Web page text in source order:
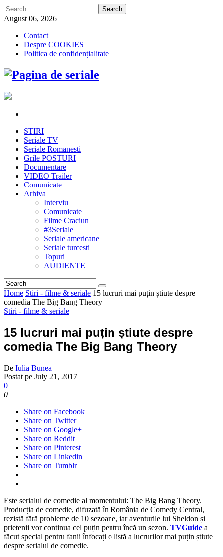
Search
for:
August 06, 2026
Contact
Despre COOKIES
Politica de confidențialitate
STIRI
Seriale TV
Seriale Romanesti
Grile POSTURI
Documentare
VIDEO Trailer
Comunicate
Arhiva
Interviu
Comunicate
Filme Craciun
#3Seriale
Seriale americane
Seriale turcesti
Topuri
AUDIENTE
Home Stiri - filme & seriale 15 lucruri mai puțin știute despre
comedia The Big Bang Theory
Stiri - filme & seriale
15 lucruri mai puțin știute despre
comedia The Big Bang Theory
De Iulia Bunea
Postat pe July 21, 2017
0
0
Share on Facebook
Share on Twitter
Share on Google+
Share on Reddit
Share on Pinterest
Share on Linkedin
Share on Tumblr
Este serialul de comedie al momentului: The Big Bang Theory.
Producția de comedie, difuzată în România de Comedy Central,
rezistă fără probleme de 10 sezoane, iar aventurile lui Sheldon și
prietenii vor continua cel puțin pentru încă un sezon. TVGuide a
făcut special pentru fanii înfocați o listă a lucrurilor mai puțin știute
despre serialul de comedie.